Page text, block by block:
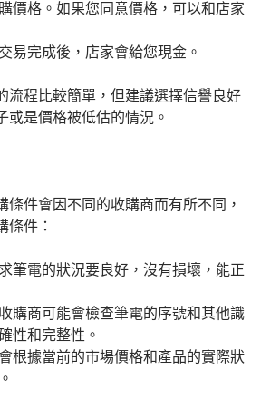
價格。如果您同意價格，可以和店家
易完成後，店家會給您現金。
流程比較簡單，但建議選擇信譽良好
或是價格被低估的情況。
條件會因不同的收購商而有所不同，
條件：
筆電的狀況要良好，沒有損壞，能正
購商可能會檢查筆電的序號和其他識
性和完整性。
根據當前的市場價格和產品的實際狀